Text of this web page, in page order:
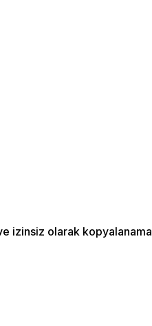
izinsiz olarak